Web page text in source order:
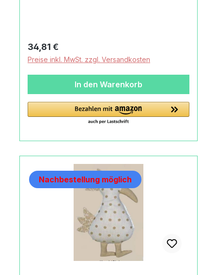
ökologischem Baumwollplüsch und werden
mit Schafschurwolle gefüllt. Produktdaten
und Details zu SENGER Tierpuppen Hund,
hell (Tierkissen):Lieferumfang1 SENGER
Tierpuppen Hund, hell
(Tierkissen)MaterialObermaterial:
ökologischer BaumwollplüschFüllung:
SchafschurwolleMaßeLänge: 25
(Tierkissen)handgefertigtgepunktetHerkunft
Made in GermanyAngaben zum Hersteller
(Informationspflichten zur GPSR
Produktsicherheitsverordnung) Toynamics
Europe GmbHAlsfelder Straße35325
Mücke, Germany+49 (0) 6400-95 87
260info@senger-naturwelt.de
https://senger-naturwelt.de
Regulärer Preis:
34,81 €
Preise inkl. MwSt. zzgl. Versandkosten
In den Warenkorb
Nachbestellung möglich